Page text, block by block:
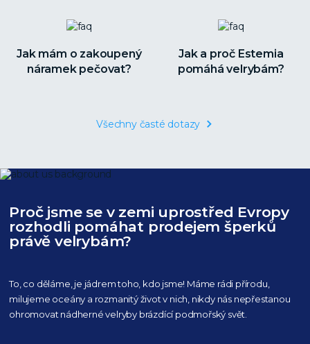
Jak mám o zakoupený
náramek pečovat?
Jak a proč Estemia
pomáhá velrybám?
Všechny časté dotazy
Proč jsme se v zemi uprostřed Evropy
rozhodli pomáhat prodejem šperků
právě velrybám?
To, co děláme, je jádrem toho, kdo jsme! Máme rádi přírodu,
milujeme oceány a rozmanitý život v nich, nikdy nás nepřestanou
ohromovat nádherné velryby brázdící podmořský svět.